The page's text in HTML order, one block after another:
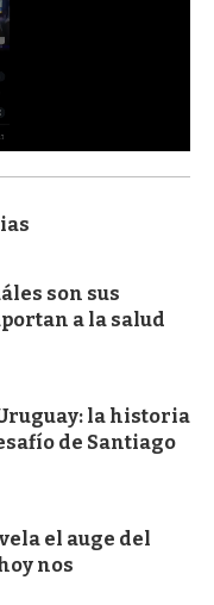
son sus
a la salud
la historia
de Santiago
el auge del
nos